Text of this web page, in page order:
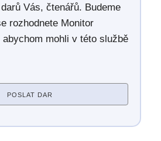
Vás, čtenářů. Budeme
rozhodnete Monitor
abychom mohli v této službě
POSLAT DAR